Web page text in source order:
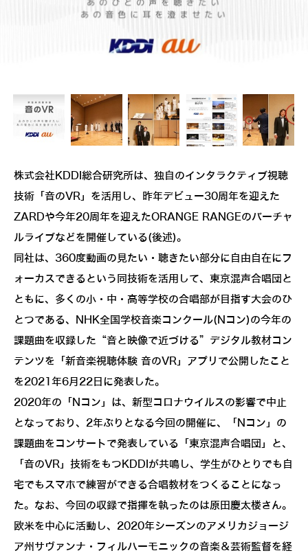
株式会社KDDI総合研究所は、独自のインタラクティブ視聴
技術「音のVR」を活用し、昨年デビュー30周年を迎えた
ZARDや今年20周年を迎えたORANGE RANGEのバーチャ
ルライブなどを開催している(後述)。
同社は、360度動画の見たい・聴きたい部分に自由自在にフ
ォーカスできるという同技術を活用して、東京混声合唱団と
ともに、多くの小・中・高等学校の合唱部が目指す大会のひ
とつである、NHK全国学校音楽コンクール(Nコン)の今年の
課題曲を収録した“音と映像で近づける”デジタル教材コン
テンツを「新音楽視聴体験 音のVR」アプリで公開したこと
を2021年6月22日に発表した。
2020年の「Nコン」は、新型コロナウイルスの影響で中止
となっており、2年ぶりとなる今回の開催に、「Nコン」の
課題曲をコンサートで発表している「東京混声合唱団」と、
「音のVR」技術をもつKDDIが共鳴し、学生がひとりでも自
宅でもスマホで練習ができる合唱教材をつくることになっ
た。なお、今回の収録で指揮を執ったのは原田慶太楼さん。
欧米を中心に活動し、2020年シーズンのアメリカジョージ
ア州サヴァンナ・フィルハーモニックの音楽＆芸術監督を経